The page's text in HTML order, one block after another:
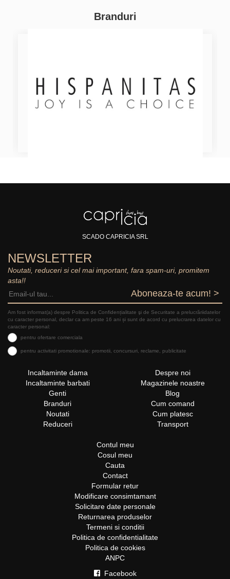
Branduri
SCADO CAPRICIA SRL
NEWSLETTER
Noutati, reduceri si cel mai important, fara spam-uri, promitem
asta!!
Aboneaza-te acum! >
Am fost informat(a) despre Politica de Confidențialitate şi de Securitate a prelucrăriidatelor
cu caracter personal, declar ca am peste 16 ani și sunt de acord cu prelucrarea datelor cu
caracter personal:
pentru ofertare comerciala
pentru activitati promotionale: promotii, concursuri, reclame, publicitate
Incaltaminte dama
Incaltaminte barbati
Genti
Branduri
Noutati
Reduceri
Despre noi
Magazinele noastre
Blog
Cum comand
Cum platesc
Transport
Contul meu
Cosul meu
Cauta
Contact
Formular retur
Modificare consimtamant
Solicitare date personale
Returnarea produselor
Termeni si conditii
Politica de confidentialitate
Politica de cookies
ANPC
Facebook